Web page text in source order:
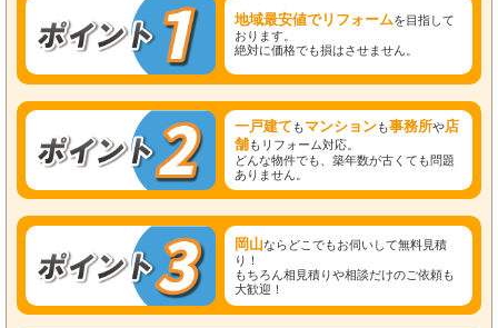
地域最安値でリフォームを目指して
おります。
絶対に価格でも損はさせません。
一戸建て もマンションも事務所や店
舗もリフォーム対応。
どんな物件でも、築年数が古くても問題
ありません。
岡山ならどこでもお伺いして無料見積
り！
もちろん相見積りや相談だけのご依頼も
大歓迎！